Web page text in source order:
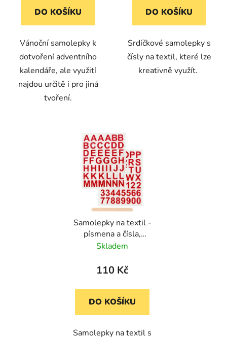
DO KOŠÍKU
Vánoční samolepky k
dotvoření adventního
kalendáře, ale využití
najdou určitě i pro jiná
tvoření.
DO KOŠÍKU
Srdíčkové samolepky s
čísly na textil, které lze
kreativně využít.
Samolepky na textil -
písmena a čísla,
červená, 1 samolepka
Skladem
110 Kč
DO KOŠÍKU
Samolepky na textil s